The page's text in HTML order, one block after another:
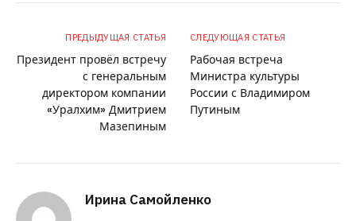
ПРЕДЫДУЩАЯ СТАТЬЯ
Президент провёл встречу
с генеральным
директором компании
«Уралхим» Дмитрием
Мазепиным
СЛЕДУЮЩАЯ СТАТЬЯ
Рабочая встреча
Министра культуры
России с Владимиром
Путиным
Ирина Самойленко